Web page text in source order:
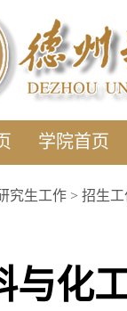
学院首页
究生工作 > 招生工
与化